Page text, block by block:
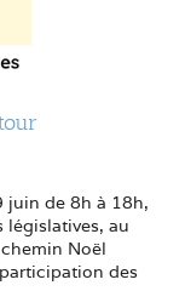
juin de 8h à 18h,
législatives, au
Noël
des